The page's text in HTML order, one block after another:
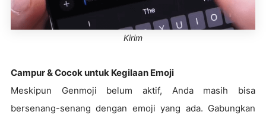
Kirim
Campur & Cocok untuk Kegilaan Emoji
Meskipun Genmoji belum aktif, Anda masih bisa
bersenang-senang dengan emoji yang ada. Gabungkan